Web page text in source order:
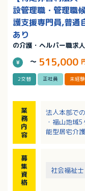
設管理職・管理職
護支援専門員,普通
あり
の介護・ヘルパー職求
～ 515,000
2交替 正社員 未経
業
務
内
容
法人本部で
・福山地域
能型居宅介
募
集
資
格
社会福祉士